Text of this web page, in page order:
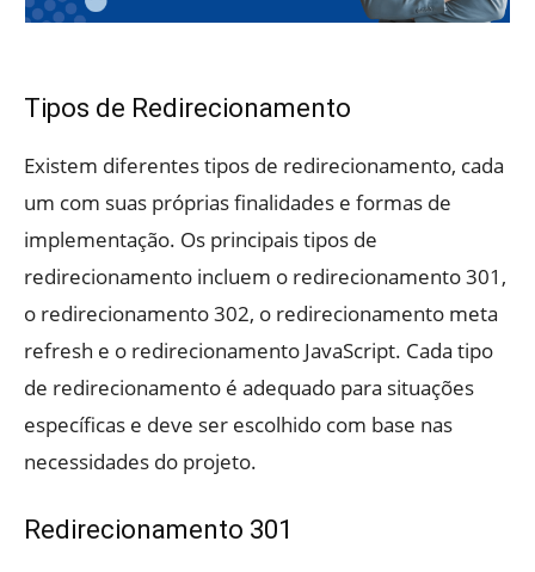
Tipos de Redirecionamento
Existem diferentes tipos de redirecionamento, cada
um com suas próprias finalidades e formas de
implementação. Os principais tipos de
redirecionamento incluem o redirecionamento 301,
o redirecionamento 302, o redirecionamento meta
refresh e o redirecionamento JavaScript. Cada tipo
de redirecionamento é adequado para situações
específicas e deve ser escolhido com base nas
necessidades do projeto.
Redirecionamento 301